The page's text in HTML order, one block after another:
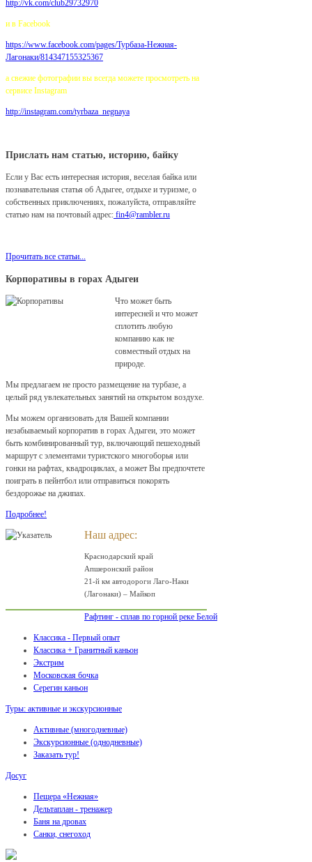
http://vk.com/club29732970
и в Facebook
https://www.facebook.com/pages/Турбаза-Нежная-
Лагонаки/814347155325367
а свежие фотографии вы всегда можете просмотреть на
сервисе Instagram
http://instagram.com/tyrbaza_negnaya
Прислать нам статью, историю, байку
Если у Вас есть интересная история, веселая байка или
познавательная статья об Адыгее, отдыхе и туризме, о
собственных приключениях, пожалуйста, отправляйте
статью нам на почтовый адрес: fin4@rambler.ru
Прочитать все статьи...
Корпоративы в горах Адыгеи
Что может быть
интересней и что может
сплотить любую
компанию как не
совместный отдых на
природе.
Мы предлагаем не просто размещение на турбазе, а
целый ряд увлекательных занятий на открытом воздухе.
Мы можем организовать для Вашей компании
незабываемый корпоратив в горах Адыгеи, это может
быть комбинированный тур, включающий пешеходный
маршрут с элементами туристского многоборья или
гонки на рафтах, квадроциклах, а может Вы предпочтете
поиграть в пейнтбол или отправиться покорять
бездорожье на джипах.
Подробнее!
Наш адрес:
Краснодарский край
Апшеронский район
21-й км автодороги Лаго-Наки
(Лагонаки) – Майкоп
Рафтинг - сплав по горной реке Белой
Классика - Первый опыт
Классика + Гранитный каньон
Экстрим
Московская бочка
Серегин каньон
Туры: активные и экскурсионные
Активные (многодневные)
Экскурсионные (однодневные)
Заказать тур!
Досуг
Пещера «Нежная»
Дельтаплан - тренажер
Баня на дровах
Cанки, снегоход